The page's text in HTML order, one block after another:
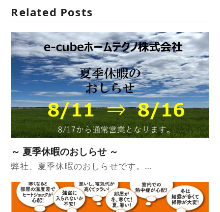
Related Posts
～ 夏季休暇のおしらせ ～
弊社、夏季休暇のおしらせです。…